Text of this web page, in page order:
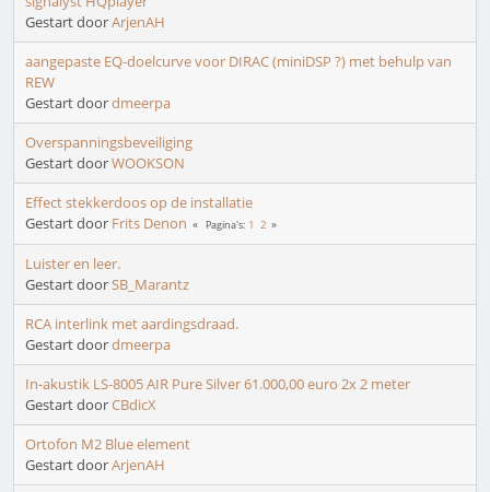
Gestart doorArjenAH
aangepaste EQ-doelcurve voor DIRAC (miniDSP ?) met behulp van
REW
Gestart doordmeerpa
Overspanningsbeveiliging
Gestart doorWOOKSON
Effect stekkerdoos op de installatie
Gestart door Frits Denon Pagina's 1 2
Luister en leer.
Gestart doorSB_Marantz
RCA interlink met aardingsdraad.
Gestart doordmeerpa
In-akustik LS-8005 AIR Pure Silver 61.000,00 euro 2x 2 meter
Gestart doorCBdicX
Ortofon M2 Blue element
Gestart doorArjenAH